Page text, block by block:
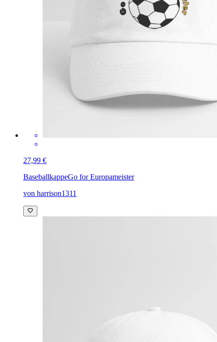
27,99 €
BaseballkappeGo for Europameister
von harrison1311